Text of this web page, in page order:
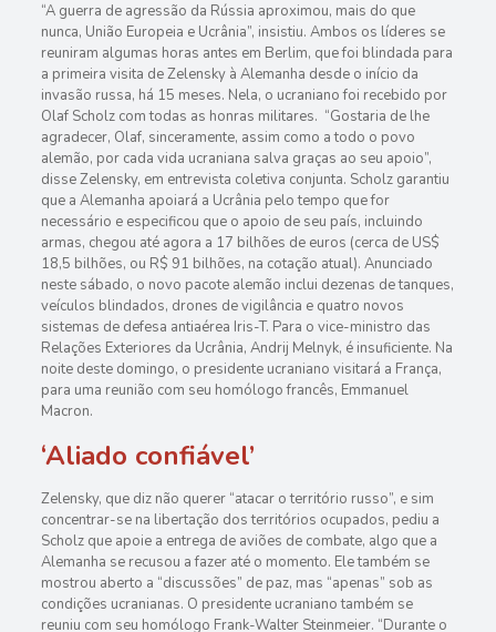
“A guerra de agressão da Rússia aproximou, mais do que
nunca, União Europeia e Ucrânia”, insistiu. Ambos os líderes se
reuniram algumas horas antes em Berlim, que foi blindada para
a primeira visita de Zelensky à Alemanha desde o início da
invasão russa, há 15 meses. Nela, o ucraniano foi recebido por
Olaf Scholz com todas as honras militares. “Gostaria de lhe
agradecer, Olaf, sinceramente, assim como a todo o povo
alemão, por cada vida ucraniana salva graças ao seu apoio”,
disse Zelensky, em entrevista coletiva conjunta. Scholz garantiu
que a Alemanha apoiará a Ucrânia pelo tempo que for
necessário e especificou que o apoio de seu país, incluindo
armas, chegou até agora a 17 bilhões de euros (cerca de US$
18,5 bilhões, ou R$ 91 bilhões, na cotação atual). Anunciado
neste sábado, o novo pacote alemão inclui dezenas de tanques,
veículos blindados, drones de vigilância e quatro novos
sistemas de defesa antiaérea Iris-T. Para o vice-ministro das
Relações Exteriores da Ucrânia, Andrij Melnyk, é insuficiente. Na
noite deste domingo, o presidente ucraniano visitará a França,
para uma reunião com seu homólogo francês, Emmanuel
Macron.
‘Aliado confiável’
Zelensky, que diz não querer “atacar o território russo”, e sim
concentrar-se na libertação dos territórios ocupados, pediu a
Scholz que apoie a entrega de aviões de combate, algo que a
Alemanha se recusou a fazer até o momento. Ele também se
mostrou aberto a “discussões” de paz, mas “apenas” sob as
condições ucranianas. O presidente ucraniano também se
reuniu com seu homólogo Frank-Walter Steinmeier. “Durante o